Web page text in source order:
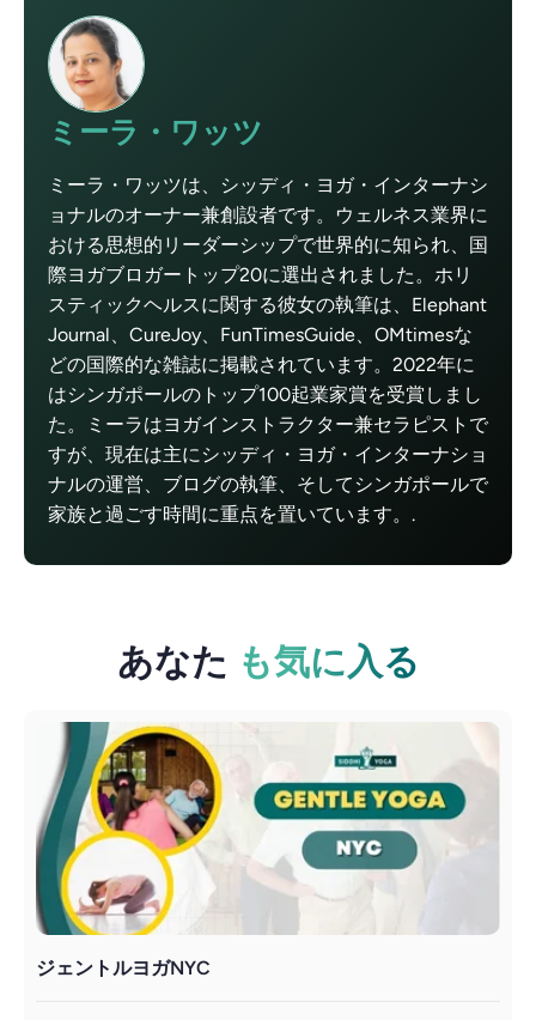
ミーラ・ワッツ
ミーラ・ワッツは、シッディ・ヨガ・インターナシ
ョナルのオーナー兼創設者です。ウェルネス業界に
おける思想的リーダーシップで世界的に知られ、国
際ヨガブロガートップ20に選出されました。ホリ
スティックヘルスに関する彼女の執筆は、Elephant
Journal、CureJoy、FunTimesGuide、OMtimesな
どの国際的な雑誌に掲載されています。2022年に
はシンガポールのトップ100起業家賞を受賞しまし
た。ミーラはヨガインストラクター兼セラピストで
すが、現在は主にシッディ・ヨガ・インターナショ
ナルの運営、ブログの執筆、そしてシンガポールで
家族と過ごす時間に重点を置いています。.
あなた も気に入る
ジェントルヨガNYC